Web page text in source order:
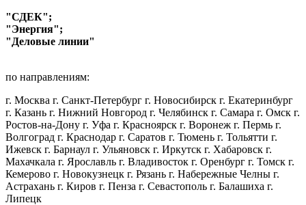
"СДЕК";
"Энергия";
"Деловые линии"
по направлениям:
г. Москва г. Санкт-Петербург г. Новосибирск г. Екатеринбург
г. Казань г. Нижний Новгород г. Челябинск г. Самара г. Омск г.
Ростов-на-Дону г. Уфа г. Красноярск г. Воронеж г. Пермь г.
Волгоград г. Краснодар г. Саратов г. Тюмень г. Тольятти г.
Ижевск г. Барнаул г. Ульяновск г. Иркутск г. Хабаровск г.
Махачкала г. Ярославль г. Владивосток г. Оренбург г. Томск г.
Кемерово г. Новокузнецк г. Рязань г. Набережные Челны г.
Астрахань г. Киров г. Пенза г. Севастополь г. Балашиха г.
Липецк